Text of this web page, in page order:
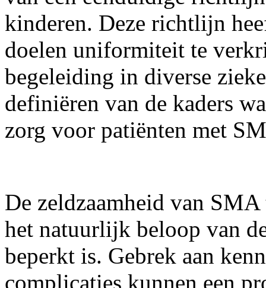
kinderen. Deze richtlijn
doelen uniformiteit te
begeleiding in diverse
definiëren van de kaders
zorg voor patiënten met
De zeldzaamheid van
het natuurlijk beloop van
beperkt is. Gebrek aan
complicaties kunnen een